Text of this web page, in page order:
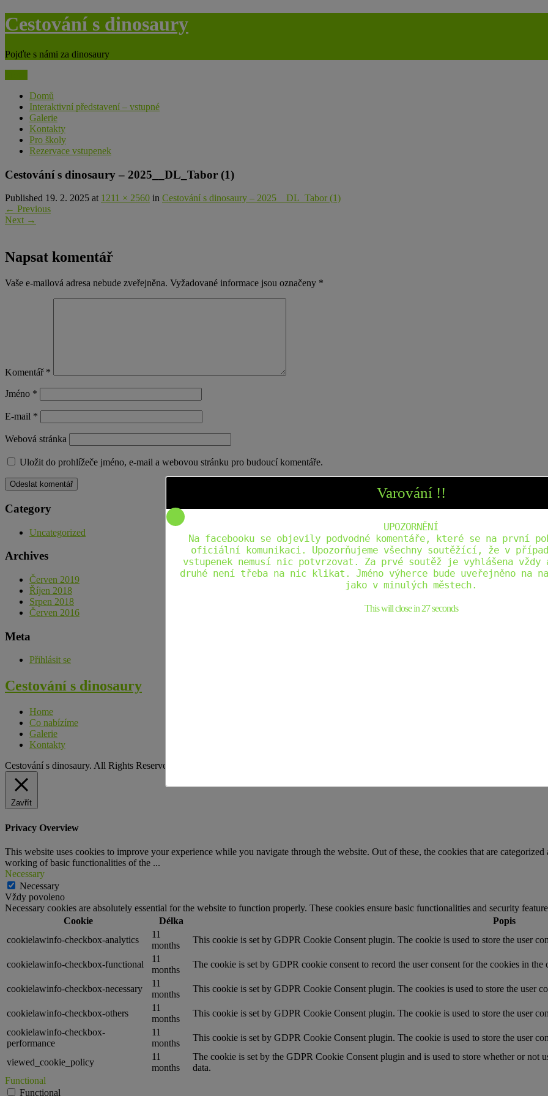
Skip
to
Cestování s dinosaury
Pojďte s námi za dinosaury
Domů
Interaktivní představení – vstupné
Galerie
Kontakty
Pro školy
Rezervace vstupenek
Cestování s dinosaury – 2025__DL_Tabor (1)
Published 19. 2. 2025 at 1211 × 2560 in Cestování s dinosaury – 2025__DL_Tabor (1)
← Previous
Next →
Napsat komentář
Vaše e-mailová adresa nebude zveřejněna. Vyžadované informace jsou označeny *
Komentář *
Jméno *
E-mail *
Webová stránka
Uložit do prohlížeče jméno, e-mail a webovou stránku pro budoucí komentáře.
Category
Uncategorized
Archives
Červen 2019
Říjen 2018
Srpen 2018
Červen 2016
Meta
Přihlásit se
Cestování s dinosaury
Home
Co nabízíme
Galerie
Kontakty
Cestování s dinosaury. All Rights Reserved Theme by Grace Themes
Zavřít
Privacy Overview
This website uses cookies to improve your experience while you navigate through the website. Out of these, the cookies that are categorized
working of basic functionalities of the ...
Necessary
Necessary
Vždy povoleno
Necessary cookies are absolutely essential for the website to function properly. These cookies ensure basic functionalities and security
Cookie
Délka
Popis
cookielawinfo-checkbox-analytics
11
months
This cookie is set by GDPR Cookie Consent plugin. The cookie is used to store the user
cookielawinfo-checkbox-functional
11
months
The cookie is set by GDPR cookie consent to record the user consent for the cookies in
cookielawinfo-checkbox-necessary
11
months
This cookie is set by GDPR Cookie Consent plugin. The cookies is used to store the user
cookielawinfo-checkbox-others
11
months
This cookie is set by GDPR Cookie Consent plugin. The cookie is used to store the user
cookielawinfo-checkbox-
performance
11
months
This cookie is set by GDPR Cookie Consent plugin. The cookie is used to store the user
viewed_cookie_policy
11
months
The cookie is set by the GDPR Cookie Consent plugin and is used to store whether or not
data.
Functional
Functional
Varování !!
UPOZORNĚNÍ
Na facebooku se objevily podvodné komentáře, které se na první
oficiální komunikaci. Upozorňujeme všechny soutěžící, že v
vstupenek nemusí nic potvrzovat. Za prvé soutěž je vyhlášena
druhé není třeba na nic klikat. Jméno výherce bude uveřejněno na
jako v minulých městech.
This will close in 27seconds